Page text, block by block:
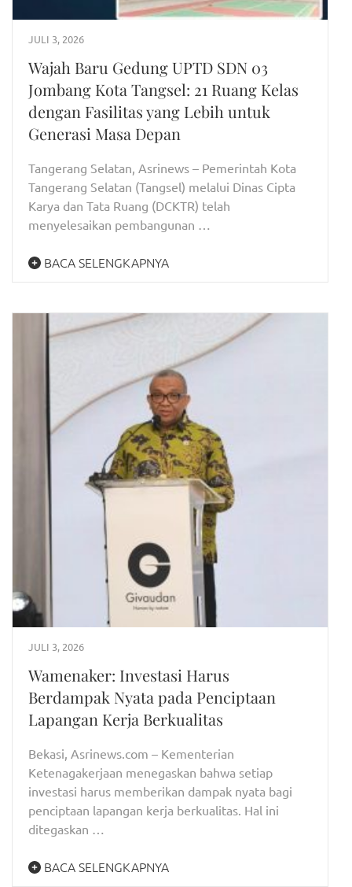
JULI 3, 2026
Wajah Baru Gedung UPTD SDN 03
Jombang Kota Tangsel: 21 Ruang Kelas
dengan Fasilitas yang Lebih untuk
Generasi Masa Depan
Tangerang Selatan, Asrinews – Pemerintah Kota
Tangerang Selatan (Tangsel) melalui Dinas Cipta
Karya dan Tata Ruang (DCKTR) telah
menyelesaikan pembangunan …
BACA SELENGKAPNYA
JULI 3, 2026
Wamenaker: Investasi Harus
Berdampak Nyata pada Penciptaan
Lapangan Kerja Berkualitas
​Bekasi, Asrinews.com – Kementerian
Ketenagakerjaan menegaskan bahwa setiap
investasi harus memberikan dampak nyata bagi
penciptaan lapangan kerja berkualitas. Hal ini
ditegaskan …
BACA SELENGKAPNYA